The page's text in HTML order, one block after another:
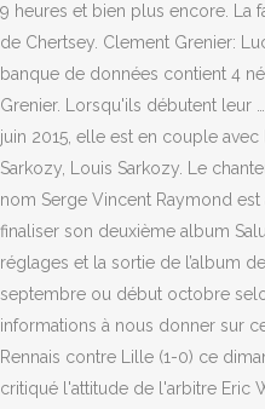
9 heures et bien plus encore. La
de Chertsey. Clement Grenier:
banque de données contient 4
Grenier. Lorsqu'ils débutent leur
juin 2015, elle est en couple
Sarkozy, Louis Sarkozy. Le
nom Serge Vincent Raymond
finaliser son deuxième album
réglages et la sortie de l’album
septembre ou début octobre
informations à nous donner sur
Rennais contre Lille (1-0) ce
critiqué l'attitude de l'arbitre Eric